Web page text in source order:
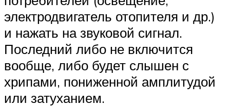
электродвигатель отопителя и др.)
и нажать на звуковой сигнал.
Последний либо не включится
вообще, либо будет слышен с
хрипами, пониженной амплитудой
или затуханием.